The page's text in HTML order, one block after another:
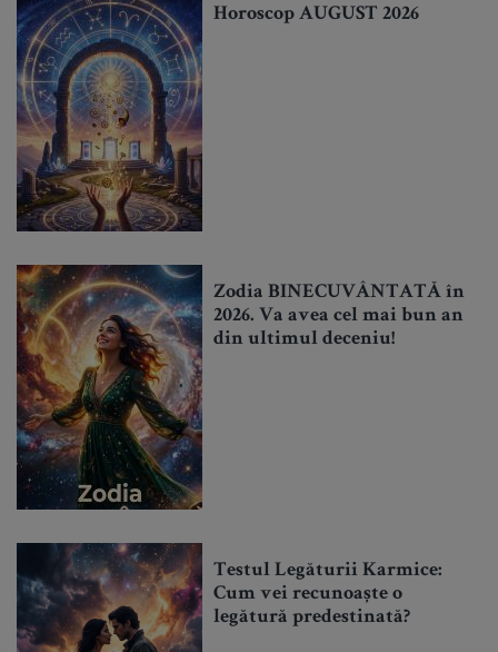
Horoscop AUGUST 2026
Zodia BINECUVÂNTATĂ în
2026. Va avea cel mai bun an
din ultimul deceniu!
Testul Legăturii Karmice:
Cum vei recunoaște o
legătură predestinată?